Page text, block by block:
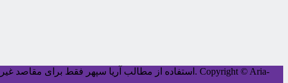
استفاده از مطالب آریا سپهر فقط برای مقاصد کليه حقوق اين سايت متعلق به آریا سپهر می‌باشد. Copyright © Aria-